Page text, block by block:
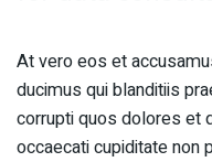
At vero eos et
ducimus qui blanditiis
corrupti quos dolores et
occaecati cupiditate non